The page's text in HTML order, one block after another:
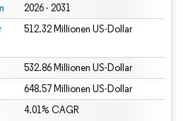
2026 - 2031
512.32 Millionen US-Dollar
532.86 Millionen US-Dollar
648.57 Millionen US-Dollar
4.01% CAGR